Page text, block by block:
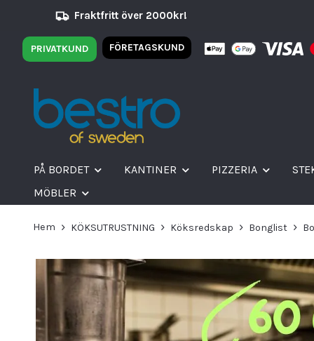
Fraktfritt över 2000kr!
PRIVATKUND FÖRETAGSKUND
PÅ BORDET KANTINER PIZZERIA
MÖBLER
Hem KÖKSUTRUSTNING Köksredskap Bonglist